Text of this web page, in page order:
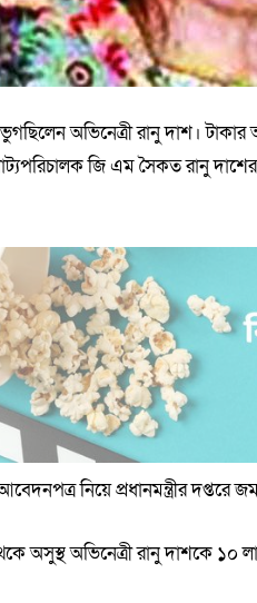
অভিনেত্রী রানু দাশ।
জি এম সৈকত রানু দাশের
নিয়ে প্রধানমন্ত্রীর দপ্তরে
থেকে অসুস্থ অভিনেত্রী রানু দাশকে ১০